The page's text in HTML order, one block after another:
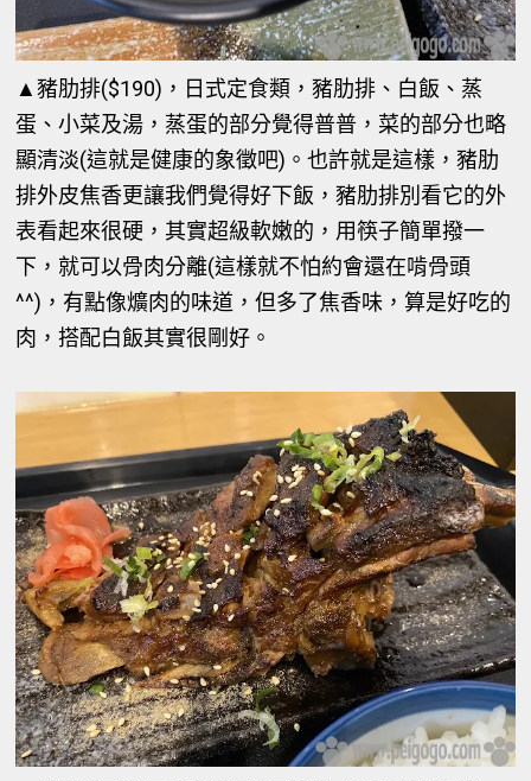
▲豬肋排($190)，日式定食類，豬肋排、白飯、蒸
蛋、小菜及湯，蒸蛋的部分覺得普普，菜的部分也略
顯清淡(這就是健康的象徵吧)。也許就是這樣，豬肋
排外皮焦香更讓我們覺得好下飯，豬肋排別看它的外
表看起來很硬，其實超級軟嫩的，用筷子簡單撥一
下，就可以骨肉分離(這樣就不怕約會還在啃骨頭
^^)，有點像爌肉的味道，但多了焦香味，算是好吃的
肉，搭配白飯其實很剛好。